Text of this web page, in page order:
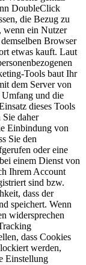
DoubleClick
die Bezug zu
wenn ein Nutzer
Browser
etwas kauft. Laut
Tools baut Ihr
dem Server von
und die
dieses Tools
daher
Einbindung von
Sie den
oder eine
einem Dienst von
Ihrem Account
sind bzw.
dass der
speichert. Wenn
widersprechen
dass Cookies
werden,
Einstellung